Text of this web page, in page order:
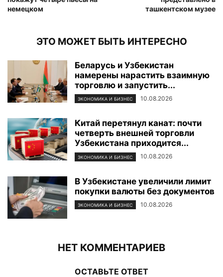
немецком
ташкентском музее
ЭТО МОЖЕТ БЫТЬ ИНТЕРЕСНО
Беларусь и Узбекистан
намерены нарастить взаимную
торговлю и запустить...
ЭКОНОМИКА И БИЗНЕС 10.08.2026
Китай перетянул канат: почти
четверть внешней торговли
Узбекистана приходится...
ЭКОНОМИКА И БИЗНЕС 10.08.2026
В Узбекистане увеличили лимит
покупки валюты без документов
ЭКОНОМИКА И БИЗНЕС 10.08.2026
НЕТ КОММЕНТАРИЕВ
ОСТАВЬТЕ ОТВЕТ